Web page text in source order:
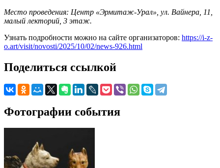
Место проведения: Центр «Эрмитаж-Урал», ул. Вайнера, 11,
малый лекторий, 3 этаж.
Узнать подробности можно на сайте организаторов: https://i-z-
o.art/visit/novosti/2025/10/02/news-926.html
Поделиться ссылкой
Фотографии события